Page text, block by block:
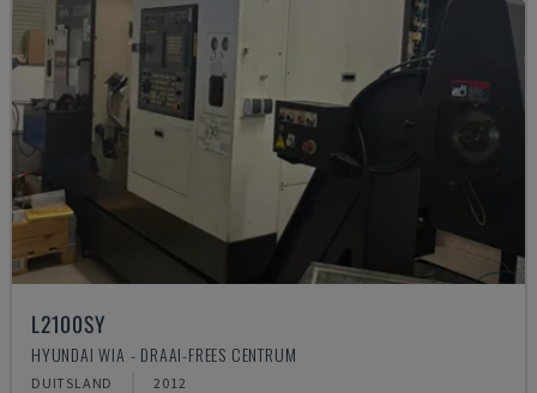
L2100SY
HYUNDAI WIA - DRAAI-FREES CENTRUM
DUITSLAND 2012